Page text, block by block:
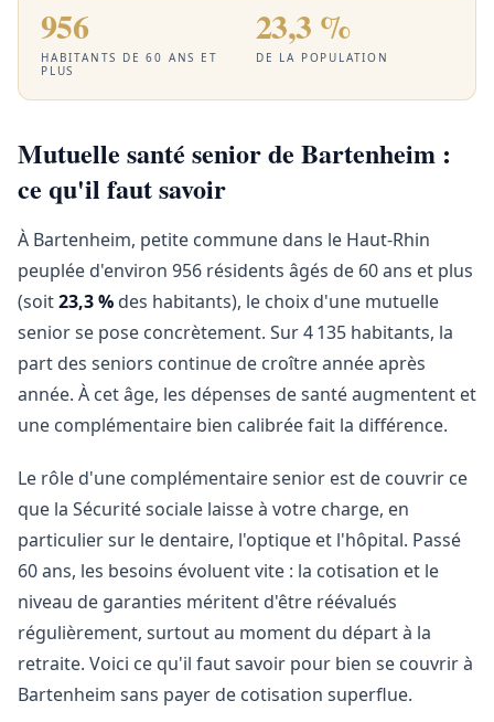
956
HABITANTS DE 60 ANS ET
PLUS
23,3 %
DE LA POPULATION
Mutuelle santé senior de Bartenheim :
ce qu'il faut savoir
À Bartenheim, petite commune dans le Haut-Rhin
peuplée d'environ 956 résidents âgés de 60 ans et plus
(soit23,3 % des habitants), le choix d'une mutuelle
senior se pose concrètement. Sur 4 135 habitants, la
part des seniors continue de croître année après
année. À cet âge, les dépenses de santé augmentent et
une complémentaire bien calibrée fait la différence.
Le rôle d'une complémentaire senior est de couvrir ce
que la Sécurité sociale laisse à votre charge, en
particulier sur le dentaire, l'optique et l'hôpital. Passé
60 ans, les besoins évoluent vite : la cotisation et le
niveau de garanties méritent d'être réévalués
régulièrement, surtout au moment du départ à la
retraite. Voici ce qu'il faut savoir pour bien se couvrir à
Bartenheim sans payer de cotisation superflue.